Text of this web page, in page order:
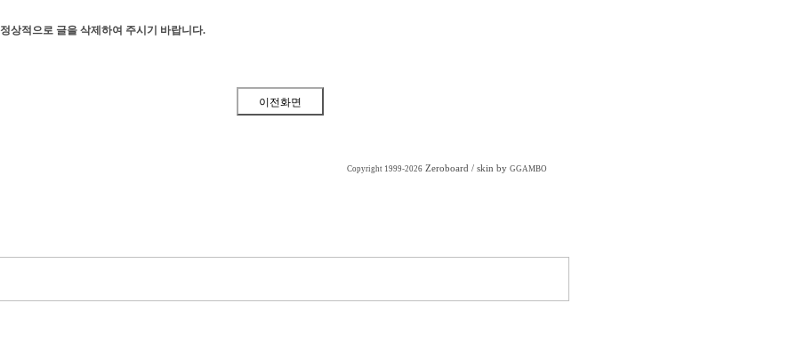
정상적으로 글을 삭제하여 주시기 바랍니다.
Copyright 1999-2026 Zeroboard / skin by GGAMBO